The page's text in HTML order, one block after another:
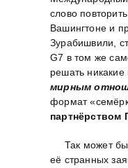
слово
Вашингтоне и
Зурабишвили,
G7 в том же
решать
мирным
формат
Так может
её странных